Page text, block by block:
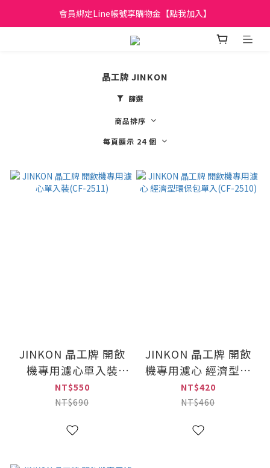
日立家電、國際牌 原廠管制價格 私訊優惠價
會員綁定Line帳號享購物金【點我加入】
全館滿299元免運
晶工牌 JINKON
篩選
商品排序
每頁顯示 24 個
JINKON 晶工牌 開飲
機專用濾心單入裝
(CF-2511)
NT$550
NT$690
JINKON 晶工牌 開飲
機專用濾心 經濟型環
保包單入(CF-2510)
NT$420
NT$460